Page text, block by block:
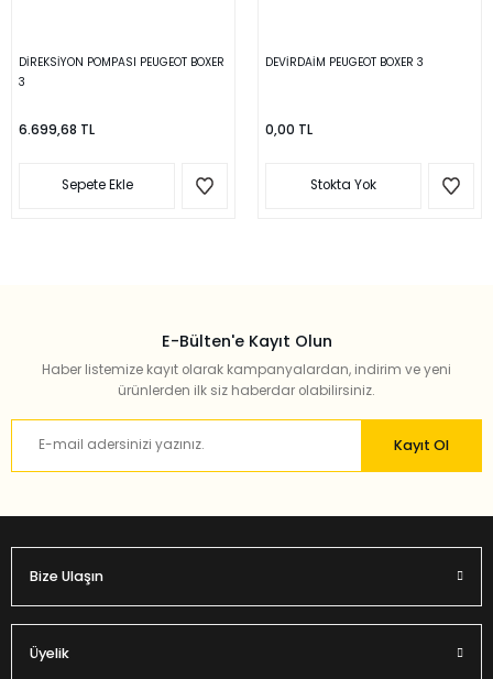
DİREKSİYON POMPASI PEUGEOT BOXER
3
6.699,68 TL
Sepete Ekle
DEVİRDAİM PEUGEOT BOXER 3
0,00 TL
Stokta Yok
E-Bülten'e Kayıt Olun
Haber listemize kayıt olarak kampanyalardan, indirim ve yeni
ürünlerden ilk siz haberdar olabilirsiniz.
Kayıt Ol
Bize Ulaşın
Üyelik